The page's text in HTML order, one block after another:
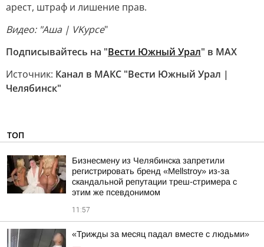
арест, штраф и лишение прав.
Видео: "Аша | VKурсе"
Подписывайтесь на "Вести Южный Урал" в MAХ
Источник: Канал в МАКС "Вести Южный Урал |
Челябинск"
ТОП
Бизнесмену из Челябинска запретили
регистрировать бренд «Mellstroy» из-за
скандальной репутации треш-стримера с
этим же псевдонимом
11:57
«Трижды за месяц падал вместе с людьми»